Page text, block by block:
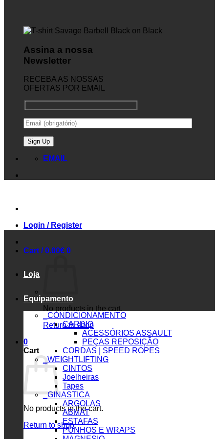
Assina a nossa
Newsletter
RECEBA AS NOSSAS
OFERTAS POR EMAIL
EMAIL
Login / Register
Cart /0.00€ 0
No products in the cart.
Return to shop
0
Cart
No products in the cart.
Return to shop
Loja
Equipamento
_CONDICIONAMENTO
CARDIO
ACESSÓRIOS ASSAULT
PEÇAS REPOSIÇÃO
CORDAS | SPEED ROPES
_WEIGHTLIFTING
CINTOS
Joelheiras
Tapes
_GINASTICA
ARGOLAS
ABMAT
ESTAFAS
PUNHOS E WRAPS